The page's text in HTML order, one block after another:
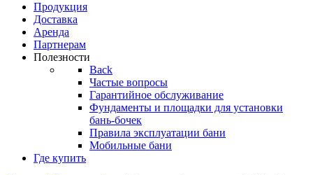
Продукция
Доставка
Аренда
Партнерам
Полезности
Back
Частые вопросы
Гарантийное обслуживание
Фундаменты и площадки для установки
бань-бочек
Правила эксплуатации бани
Мобильные бани
Где купить